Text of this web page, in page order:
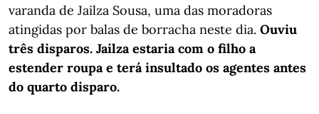
varanda de Jailza Sousa, uma das moradoras
atingidas por balas de borracha neste dia. Ouviu
três disparos. Jailza estaria com o filho a
estender roupa e terá insultado os agentes antes
do quarto disparo.